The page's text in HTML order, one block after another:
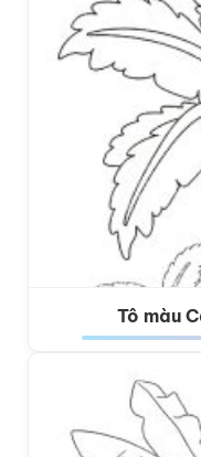
Tô màu